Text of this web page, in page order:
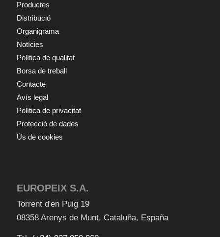
Productes
Distribució
Organigrama
Notícies
Política de qualitat
Borsa de treball
Contacte
Avís legal
Política de privacitat
Protecció de dades
Ús de cookies
EUROPEIX S.A.
Torrent d'en Puig 19
08358 Arenys de Munt, Cataluña, España